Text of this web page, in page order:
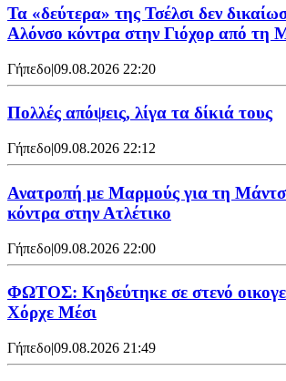
Τα «δεύτερα» της Τσέλσι δεν
Αλόνσο κόντρα στην Γιόχορ από τη
Γήπεδο|09.08.2026 22:20
Πολλές απόψεις, λίγα τα δίκιά τους
Γήπεδο|09.08.2026 22:12
Ανατροπή με Μαρμούς για τη
κόντρα στην Ατλέτικο
Γήπεδο|09.08.2026 22:00
ΦΩΤΟΣ: Κηδεύτηκε σε στενό
Χόρχε Μέσι
Γήπεδο|09.08.2026 21:49